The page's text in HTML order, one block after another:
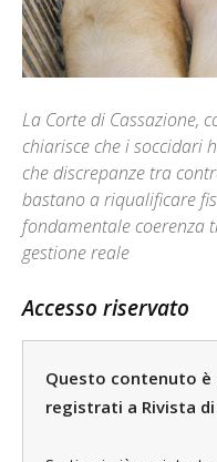
La Corte di Cassazione,
chiarisce che i soccidari
che discrepanze tra
bastano a riqualificare
fondamentale coerenza
gestione reale
Accesso riservato
Questo contenuto
registrati a Rivista